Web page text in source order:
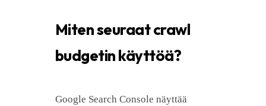
Miten seuraat crawl
budgetin käyttöä?
Google Search Console näyttää